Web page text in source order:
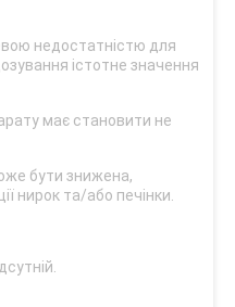
недостатністю для
істотне значення
має становити не
бути знижена,
нирок та/або печінки.